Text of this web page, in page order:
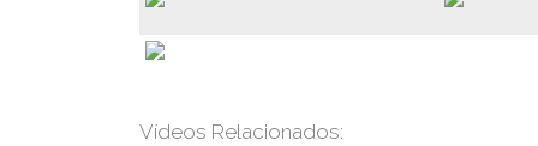
Vídeos Relacionados: